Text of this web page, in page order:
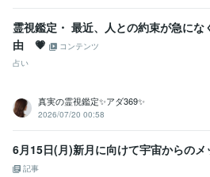
霊視鑑定・ 最近、人との約束が急にな
由 💗
コンテンツ
占い
真実の霊視鑑定✨アダ369✨
2026/07/20 00:58
6月15日(月)新月に向けて宇宙からのメ
記事